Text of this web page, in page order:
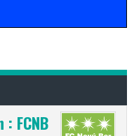
: FCNB